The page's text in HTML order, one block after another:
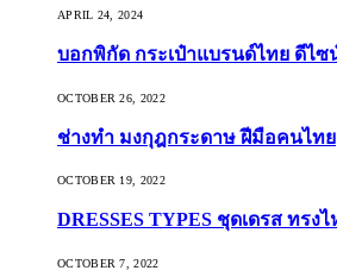
APRIL 24, 2024
บอกพิกัด กระเป๋าแบรนด์ไทย ดีไซ
OCTOBER 26, 2022
ช่างทำ มงกุฎกระดาษ ฝีมือคนไทย
OCTOBER 19, 2022
DRESSES TYPES ชุดเดรส ทรง
OCTOBER 7, 2022